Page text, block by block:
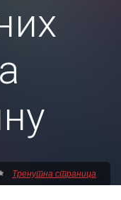
Тренутна страница